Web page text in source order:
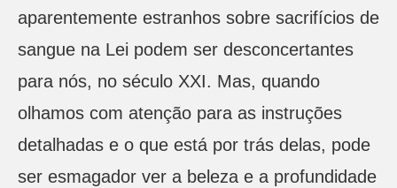
aparentemente estranhos sobre sacrifícios de
sangue na Lei podem ser desconcertantes
para nós, no século XXI. Mas, quando
olhamos com atenção para as instruções
detalhadas e o que está por trás delas, pode
ser esmagador ver a beleza e a profundidade